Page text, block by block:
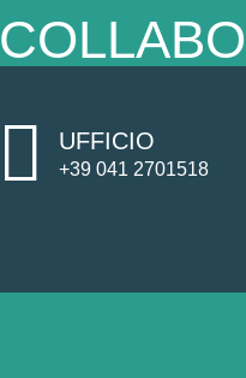
UFFICIO
+39 041 2701518